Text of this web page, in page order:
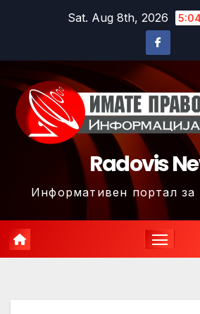
Sat. Aug 8th, 2026
Radovis
Информативен портал за